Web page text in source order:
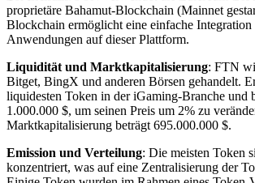
proprietäre Bahamut-Blockchain (Mainnet
Blockchain ermöglicht eine einfache Integration
Anwendungen auf dieser Plattform.
Liquidität und Marktkapitalisierung: FTN
Bitget, BingX und anderen Börsen gehandelt.
liquidesten Token in der iGaming-Branche und
1.000.000 $, um seinen Preis um 2% zu
Marktkapitalisierung beträgt 695.000.000 $.
Emission und Verteilung: Die meisten Token
konzentriert, was auf eine Zentralisierung der